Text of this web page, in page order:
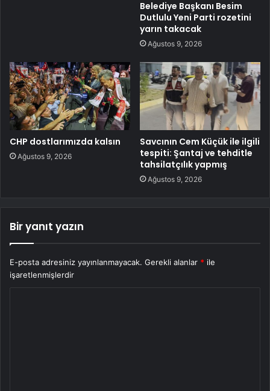
Belediye Başkanı Besim
Dutlulu Yeni Parti rozetini
yarın takacak
Ağustos 9, 2026
CHP dostlarımızda kalsın
Ağustos 9, 2026
Savcının Cem Küçük ile ilgili
tespiti: Şantaj ve tehditle
tahsilatçılık yapmış
Ağustos 9, 2026
Bir yanıt yazın
E-posta adresiniz yayınlanmayacak. Gerekli alanlar * ile
işaretlenmişlerdir